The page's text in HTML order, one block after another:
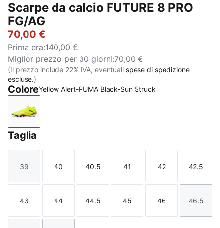
Scarpe da calcio FUTURE 8 PRO
FG/AG
70,00 €
Prima era:140,00 €
Miglior prezzo per 30 giorni:70,00 €
(Il prezzo include 22% IVA, eventuali spese di spedizione
escluse.)
ColoreYellow Alert-PUMA Black-Sun Struck
Yellow Alert-PUMA Black-Sun Struck
Taglia
Taglia
39
Taglia
40
Taglia
40.5
Taglia
41
Taglia
42
Taglia
42.5
Taglia
43
Taglia
44
Taglia
44.5
Taglia
45
Taglia
46
Taglia
46.5